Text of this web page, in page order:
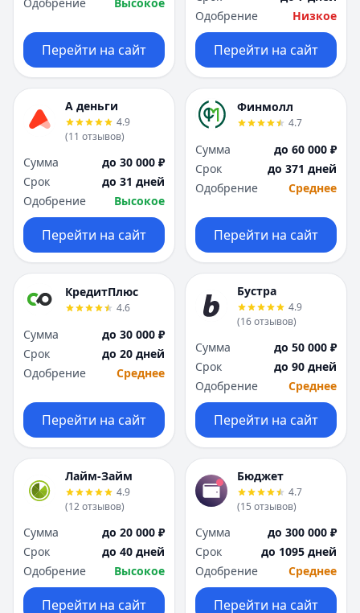
Перейти на сайт
Одобрение
Низкое
Перейти на сайт
А деньги
4.9
(11 отзывов)
Сумма
до 30 000 ₽
Срок
до 31 дней
Одобрение
Высокое
Перейти на сайт
Финмолл
4.7
Сумма
до 60 000 ₽
Срок
до 371 дней
Одобрение
Среднее
Перейти на сайт
КредитПлюс
4.6
Сумма
до 30 000 ₽
Срок
до 20 дней
Одобрение
Среднее
Перейти на сайт
Бустра
4.9
(16отзывов)
Сумма
до 50 000 ₽
Срок
до 90 дней
Одобрение
Среднее
Перейти на сайт
Лайм-Займ
4.9
(12отзывов)
Сумма
до 20 000 ₽
Срок
до 40 дней
Одобрение
Высокое
Перейти на сайт
Бюджет
4.7
(15 отзывов)
Сумма
до 300 000 ₽
Срок
до 1095 дней
Одобрение
Среднее
Перейти на сайт